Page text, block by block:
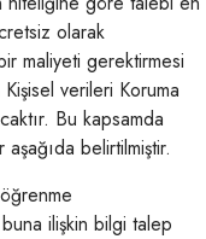
olarak
maliyeti gerektirmesi
verileri Koruma
Bu kapsamda
belirtilmiştir.
ilişkin bilgi talep